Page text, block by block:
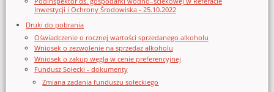
Inwestycji i Ochrony Środowiska - 25.10.2022
Druki do pobrania
Oświadczenie o rocznej wartości sprzedanego alkoholu
Wniosek o zezwolenie na sprzedaz alkoholu
Wniosek o zakup węgla w cenie preferencyjnej
Fundusz Sołecki - dokumenty
Zmiana zadania funduszu sołeckiego